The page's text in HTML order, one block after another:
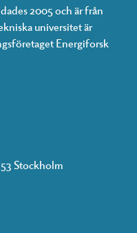
2005 och är från
universitet är
Energiforsk
53 Stockholm